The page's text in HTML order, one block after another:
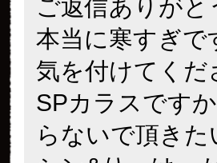
ご返信ありが
本当に寒すぎで
気を付けてくだ
SPカラスです
らないで頂きた